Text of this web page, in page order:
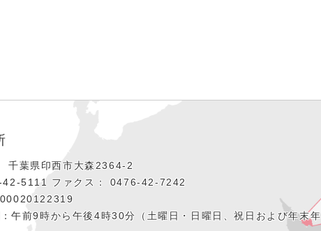
葉県印西市大森2364‐2
ファクス： 0476‐42‐7242
午前9時から午後4時30分（土曜日・日曜日、祝日および年末年